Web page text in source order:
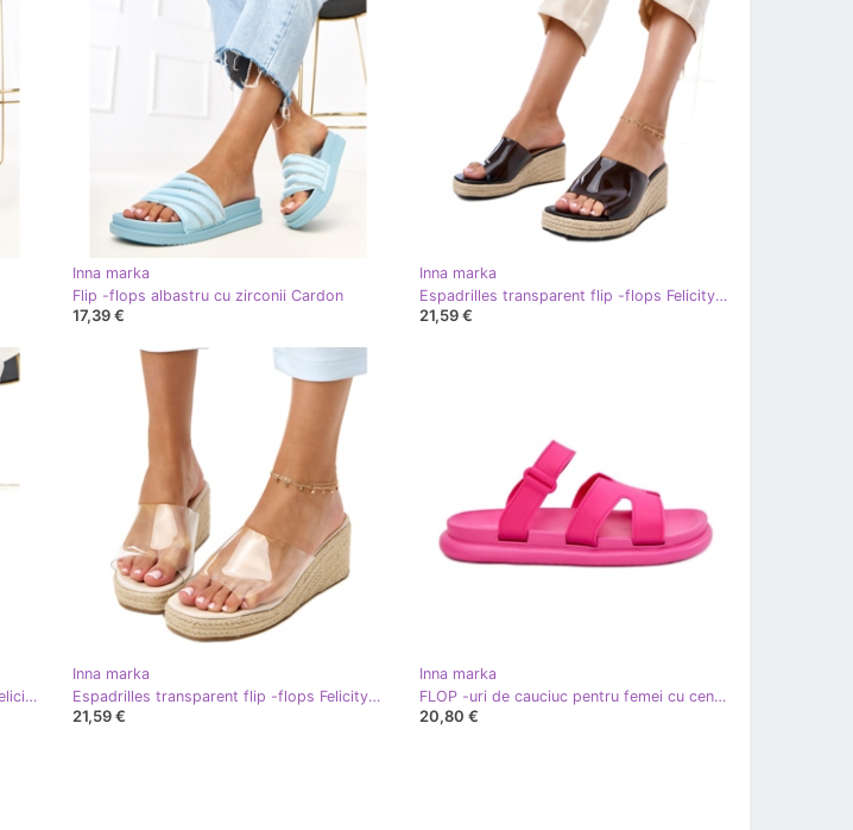
Inna marka
Flip -flops albastru cu zirconii Cardon
17,39 €
Inna marka
Espadrilles transparent flip -flops Felicity bej
21,59 €
Espadrilles negre flip -flops pe pană felicitatea bej
Inna marka
Espadrilles transparent flip -flops Felicity incolor
21,59 €
Inna marka
FLOP -uri de cauciuc pentru femei cu centura Fuchsia roz
20,80 €